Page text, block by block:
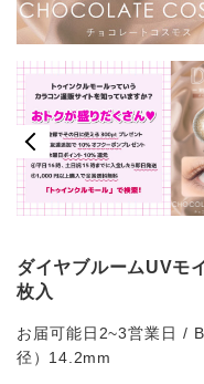
ダイヤブルームUVモ
枚入
お届可能日2~3営業日 /
径）14.2mm